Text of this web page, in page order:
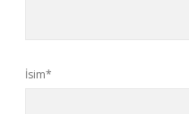
İsim*